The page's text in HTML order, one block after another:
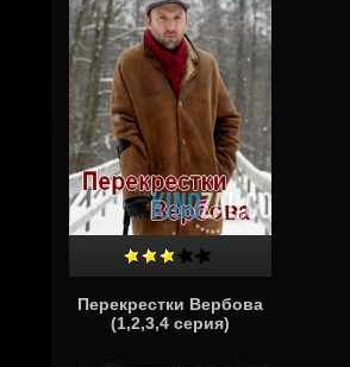
Перекрестки Вербова
(1,2,3,4 серия)